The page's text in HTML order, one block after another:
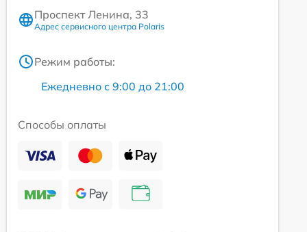
Проспект Ленина, 33
Адрес сервисного центра Polaris
Режим работы:
Ежедневно с 9:00 до 21:00
Способы оплаты